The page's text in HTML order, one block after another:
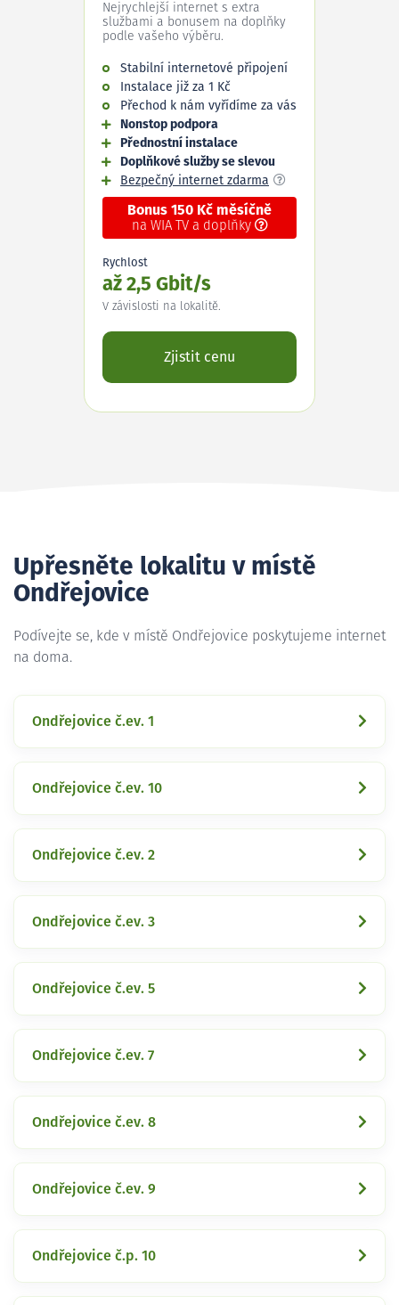
Nejrychlejší internet s extra
službami a bonusem na doplňky
podle vašeho výběru.
Stabilní internetové připojení
Instalace již za 1 Kč
Přechod k nám vyřídíme za vás
Nonstop podpora
Přednostní instalace
Doplňkové služby se slevou
Bezpečný internet zdarma
Bonus 150 Kč měsíčně
na WIA TV a doplňky
Rychlost
až 2,5 Gbit/s
V závislosti na lokalitě.
Zjistit cenu
Upřesněte lokalitu v místě
Ondřejovice
Podívejte se, kde v místě Ondřejovice poskytujeme internet
na doma.
Ondřejovice č.ev. 1
Ondřejovice č.ev. 10
Ondřejovice č.ev. 2
Ondřejovice č.ev. 3
Ondřejovice č.ev. 5
Ondřejovice č.ev. 7
Ondřejovice č.ev. 8
Ondřejovice č.ev. 9
Ondřejovice č.p. 10